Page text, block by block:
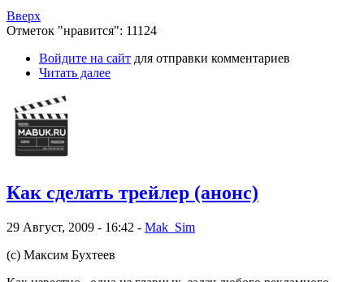
Вверх
Отметок "нравится": 11124
Войдите на сайт для отправки комментариев
Читать далее
Как сделать трейлер (анонс)
29 Август, 2009 - 16:42 - Mak_Sim
(с) Максим Бухтеев